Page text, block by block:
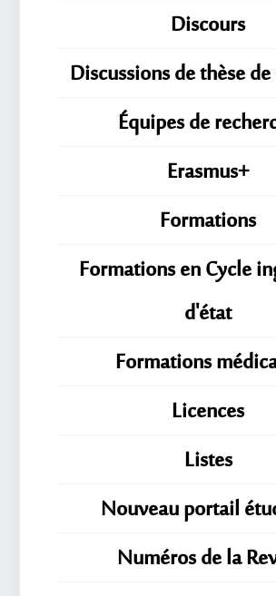
Discours
Discussions de thèse
Équipes de
Erasmus+
Formations
Formations en Cycle
d'état
Formations
Licences
Listes
Nouveau portail
Numéros de la